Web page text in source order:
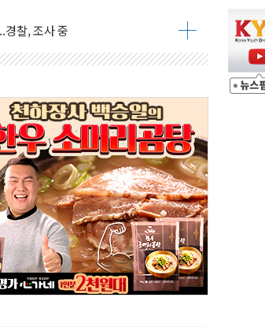
지...金 46.01% vs 鄭 44.53%
표율 68.63%
…金 48.54% vs 鄭 44.40%
48.54% 정청래 44.40%
정청래 45.71% 송영길 6.92%
김민석 46.35% 송영길 5.83%
정청래 41.94% 송영길 7.76%
잇는 시간 되길"
앞두고 막판 셈법
틀만에 철거